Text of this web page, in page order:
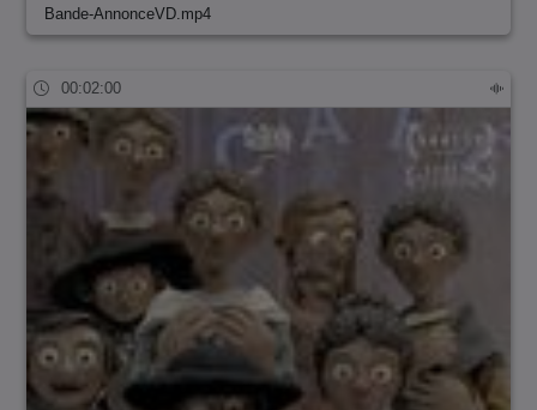
Bande-AnnonceVD.mp4
00:02:00